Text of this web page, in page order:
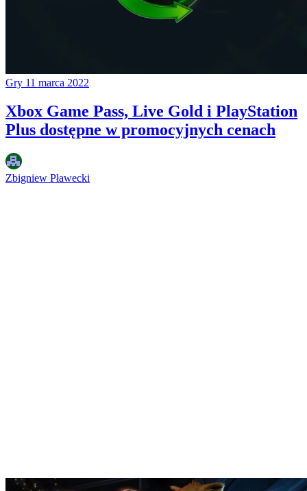
Gry 11 marca 2022
Xbox Game Pass, Live Gold i PlayStation
Plus dostępne w promocyjnych cenach
Zbigniew Pławecki